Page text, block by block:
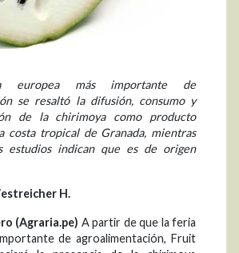
más importante de
se resaltó la difusión, consumo y
de la chirimoya como producto
costa tropical de Granada, mientras
estudios indican que es de origen
H.
(Agraria.pe) A partir de que la feria
de agroalimentación, Fruit